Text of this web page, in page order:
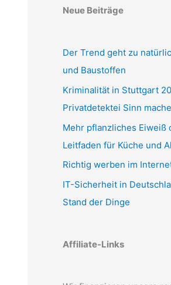
Neue Beiträge
Der Trend geht zu
und Baustoffen
Kriminalität in Stuttgart
Privatdetektei Sinn
Mehr pflanzliches Eiweiß
Leitfaden für Küche und
Richtig werben im
IT-Sicherheit in
Stand der Dinge
Affiliate-Links